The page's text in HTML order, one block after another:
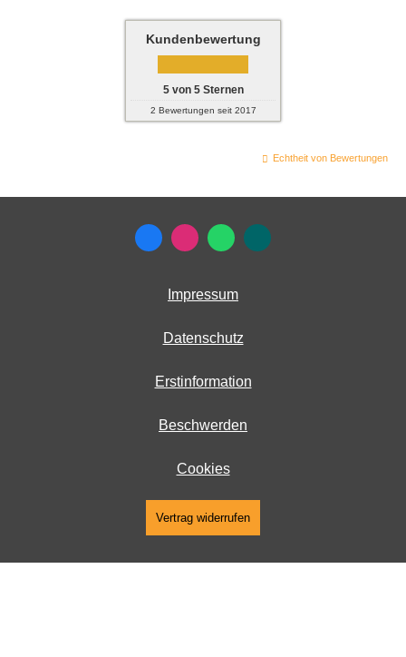
Kundenbewertung
5von 5Sternen
2 Bewertungen seit 2017
Echtheit von Bewertungen
Impressum
Datenschutz
Erstinformation
Beschwerden
Cookies
Vertrag widerrufen